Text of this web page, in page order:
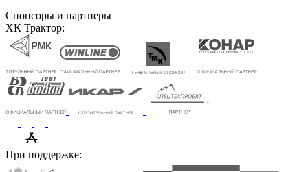
Спонсоры и партнеры
ХК Трактор:
При поддержке: